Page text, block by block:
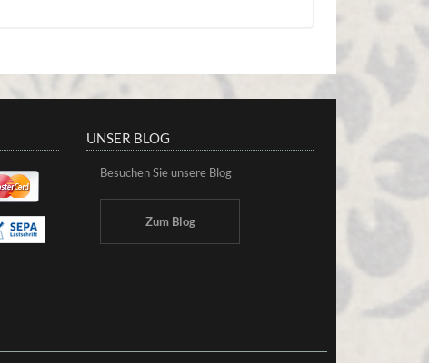
UNSER BLOG
Besuchen Sie unsere Blog
Zum Blog